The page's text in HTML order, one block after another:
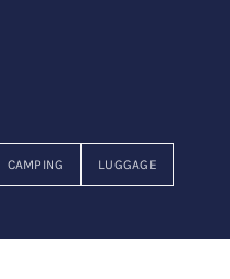
CAMPING LUGGAGE